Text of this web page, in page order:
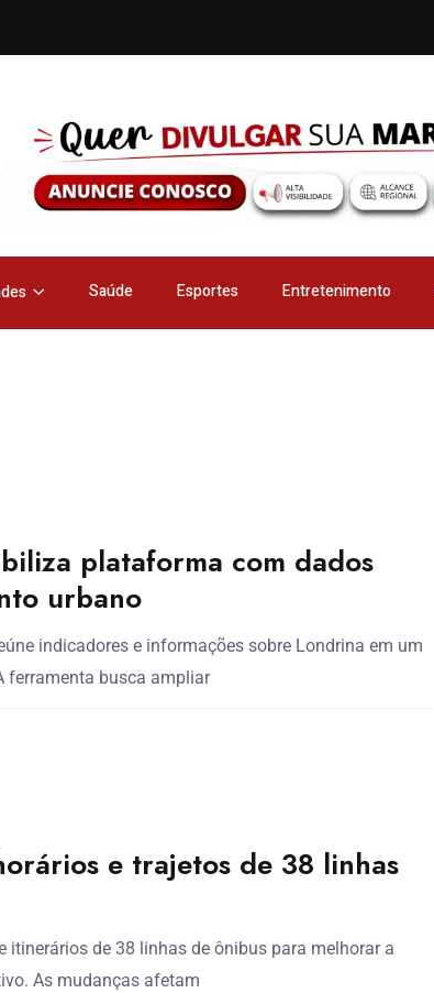
Saúde Esportes Entretenimento
plataforma com dados
urbano
indicadores e informações sobre Londrina em um
ferramenta busca ampliar
e trajetos de 38 linhas
itinerários de 38 linhas de ônibus para melhorar a
As mudanças afetam